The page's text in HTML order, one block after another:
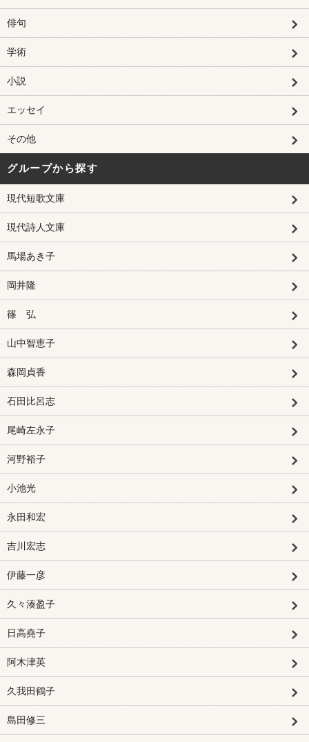
俳句
学術
小説
エッセイ
その他
グループから探す
現代短歌文庫
現代詩人文庫
馬場あき子
岡井隆
篠 弘
山中智恵子
森岡貞香
石田比呂志
尾崎左永子
河野裕子
小池光
永田和宏
吉川宏志
伊藤一彦
久々湊盈子
日高堯子
阿木津英
久我田鶴子
島田修三